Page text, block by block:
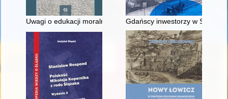
Uwagi o edukacji moralnej synów szlacheckich w XVI-
Gdańscy inwestorzy w